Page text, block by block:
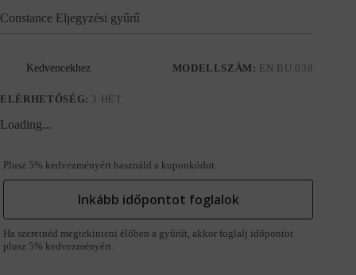
Constance Eljegyzési gyűrű
MODELLSZÁM: EN.BU.038
ELÉRHETŐSÉG: 3 HÉT
Kedvencekhez
Loading...
Plusz 5% kedvezményért használd a kuponkódot.
Inkább időpontot foglalok
Ha szeretnéd megtekinteni élőben a gyűrűt, akkor foglalj időpontot
plusz 5% kedvezményért.